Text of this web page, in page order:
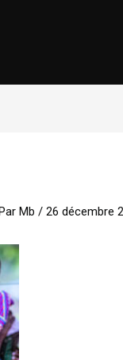
Mb / 26 décembre